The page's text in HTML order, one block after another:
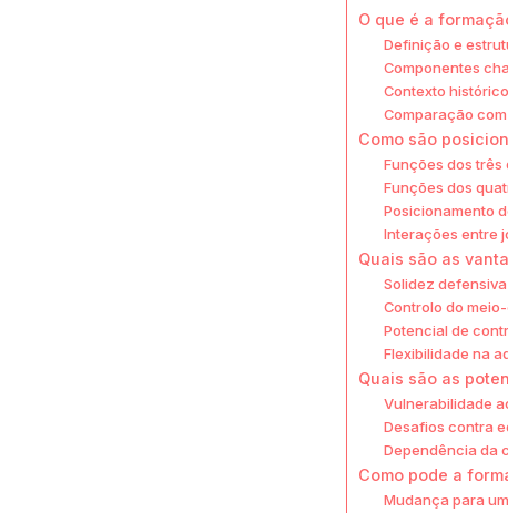
O que é a
Definição e
Componentes
Contexto
Comparação
Como são
Funções dos três
Funções dos
Posicionamento
Interações entre
Quais são as
Solidez
Controlo do
Potencial de
Flexibilidade na
Quais são as
Vulnerabilidade
Desafios contra
Dependência da
Como pode a
Mudança para